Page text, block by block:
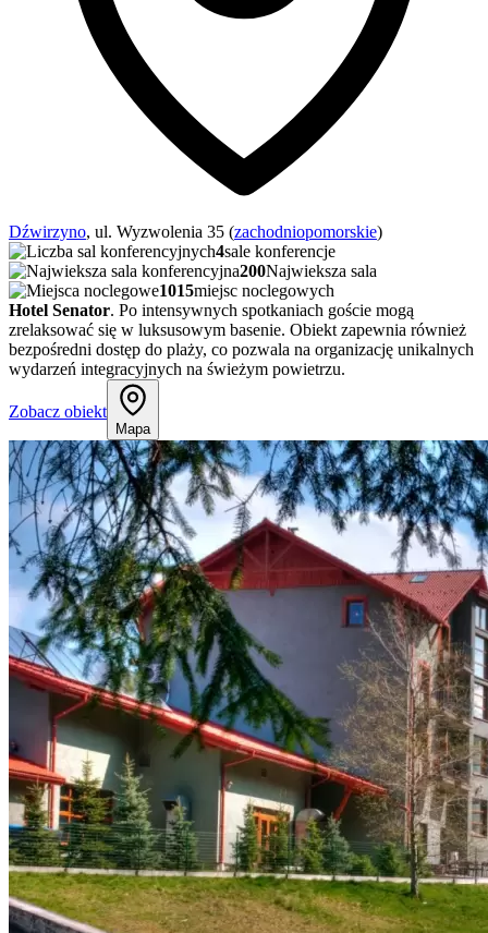
Dźwirzyno, ul. Wyzwolenia 35 (zachodniopomorskie)
4sale konferencje
200Najwieksza sala
1015miejsc noclegowych
Hotel Senator. Po intensywnych spotkaniach goście mogą
zrelaksować się w luksusowym basenie. Obiekt zapewnia również
bezpośredni dostęp do plaży, co pozwala na organizację unikalnych
wydarzeń integracyjnych na świeżym powietrzu.
Zobacz obiekt
Mapa